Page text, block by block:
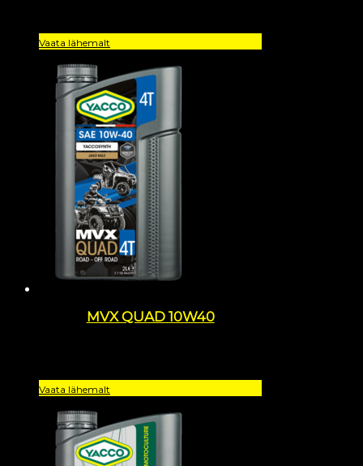
Vaata lähemalt
MVX QUAD 10W40
Vaata lähemalt